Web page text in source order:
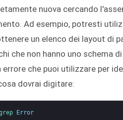
nuova cercando
Ad esempio, potresti
un elenco dei layout di
che non hanno uno schema
che puoi utilizzare per
dovrai digitare:
Error